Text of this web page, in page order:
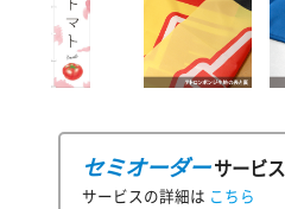
セミオーダーサービス
サービスの詳細は こちら